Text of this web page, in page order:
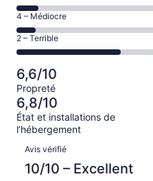
d’après
57 avis
sur 141.
Bien,
d’après
9 avis
sur 141.
de 6
–
Acceptable,
d’après
sur 141.
Note
de 4
–
Médiocre,
d’après
10 avis
sur 141.
4 – Médiocre
Note
de 2
–
Terrible,
d’après
54 avis
sur 141.
2 – Terrible
6,6/10
Propreté
6,8/10
État et installations de
l’hébergement
Avis
Avis vérifié
10/10 – Excellent